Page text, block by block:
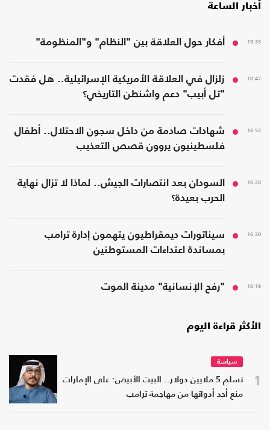
أخبار الساعة
19:33 أفكار حول العلاقة بين "النظام" و"المنظومة"
18:47
زلزال في العلاقة الأمريكية الإسرائيلية.. هل فقدت
"تل أبيب" دعم واشنطن التاريخي؟
16:53
شهادات صادمة من داخل سجون الاحتلال.. أطفال
فلسطينيون يروون قصص التعذيب
16:28
السودان بعد انتصارات الجيش.. لماذا لا تزال نهاية
الحرب بعيدة؟
16:20
سيناتورات ديمقراطيون يتهمون إدارة ترامب
بمساندة اعتداءات المستوطنين
16:19 "رفح الإنسانية" مدينة الموت
الأكثر قراءة اليوم
1
سياسة
تسلم 5 ملايين دولار.. البيت الأبيض: على الإمارات
منع أحد أدواتها من مهاجمة ترامب